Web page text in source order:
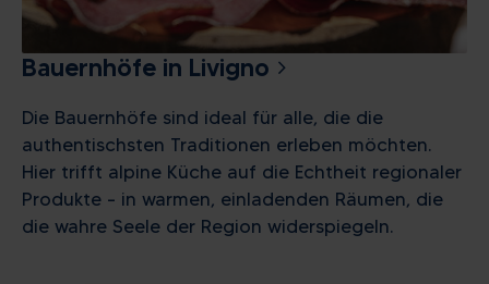
Bauernhöfe in Livigno
Die Bauernhöfe sind ideal für alle, die die
authentischsten Traditionen erleben möchten.
Hier trifft alpine Küche auf die Echtheit regionaler
Produkte – in warmen, einladenden Räumen, die
die wahre Seele der Region widerspiegeln.